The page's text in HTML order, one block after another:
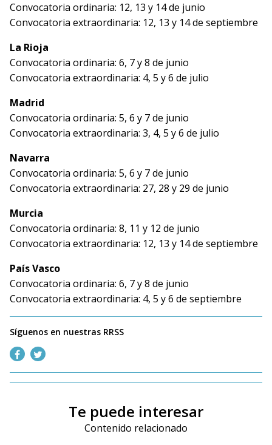
Convocatoria ordinaria: 12, 13 y 14 de junio
Convocatoria extraordinaria: 12, 13 y 14 de septiembre
La Rioja
Convocatoria ordinaria: 6, 7 y 8 de junio
Convocatoria extraordinaria: 4, 5 y 6 de julio
Madrid
Convocatoria ordinaria: 5, 6 y 7 de junio
Convocatoria extraordinaria: 3, 4, 5 y 6 de julio
Navarra
Convocatoria ordinaria: 5, 6 y 7 de junio
Convocatoria extraordinaria: 27, 28 y 29 de junio
Murcia
Convocatoria ordinaria: 8, 11 y 12 de junio
Convocatoria extraordinaria: 12, 13 y 14 de septiembre
País Vasco
Convocatoria ordinaria: 6, 7 y 8 de junio
Convocatoria extraordinaria: 4, 5 y 6 de septiembre
Síguenos en nuestras RRSS
Te puede interesar
Contenido relacionado